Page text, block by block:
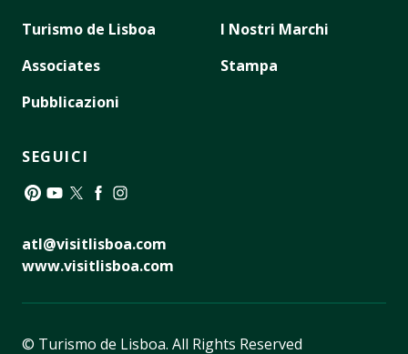
Turismo de Lisboa
Associates
Pubblicazioni
I Nostri Marchi
Stampa
SEGUICI
atl@visitlisboa.com
www.visitlisboa.com
© Turismo de Lisboa. All Rights Reserved